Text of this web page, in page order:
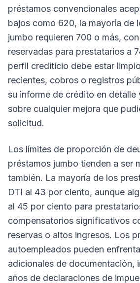
préstamos convencionales
bajos como 620, la mayoría de
jumbo requieren 700 o más,
reservadas para prestatarios a
perfil crediticio debe estar
recientes, cobros o registros
su informe de crédito en detalle
sobre cualquier mejora que
solicitud.
Los límites de proporción de
préstamos jumbo tienden a ser
también. La mayoría de los
DTI al 43 por ciento, aunque
al 45 por ciento para
compensatorios significativos
reservas o altos ingresos. Los
autoempleados pueden
adicionales de documentación,
años de declaraciones de